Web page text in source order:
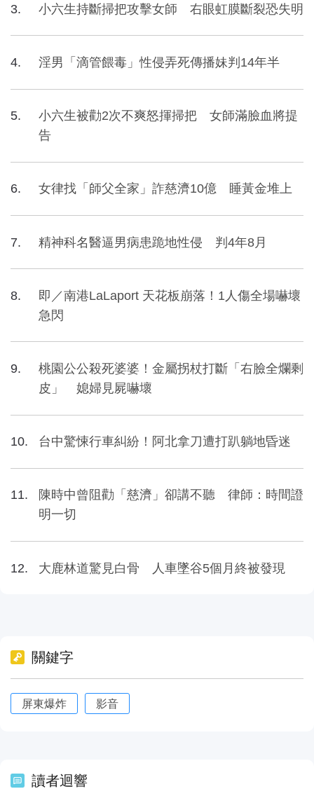
小六生持斷掃把攻擊女師 右眼虹膜斷裂恐失明
淫男「滴管餵毒」性侵弄死傳播妹判14年半
小六生被勸2次不爽怒揮掃把 女師滿臉血將提
告
女律找「師父全家」詐慈濟10億 睡黃金堆上
精神科名醫逼男病患跪地性侵 判4年8月
即／南港LaLaport 天花板崩落！1人傷全場嚇壞
急閃
桃園公公殺死婆婆！金屬拐杖打斷「右臉全爛剩
皮」 媳婦見屍嚇壞
台中驚悚行車糾紛！阿北拿刀遭打趴躺地昏迷
陳時中曾阻勸「慈濟」卻講不聽 律師：時間證
明一切
大鹿林道驚見白骨 人車墜谷5個月終被發現
關鍵字
屏東爆炸 影音
讀者迴響